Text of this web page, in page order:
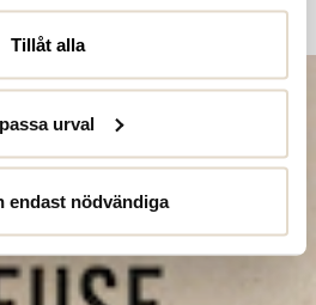
Tillåt alla
urval
endast nödvändiga
Köp skovård